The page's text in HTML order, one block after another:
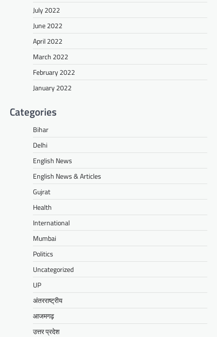
July 2022
June 2022
April 2022
March 2022
February 2022
January 2022
Categories
Bihar
Delhi
English News
English News & Articles
Gujrat
Health
International
Mumbai
Politics
Uncategorized
UP
अंतरराष्ट्रीय
आजमगढ़
उत्तर प्रदेश